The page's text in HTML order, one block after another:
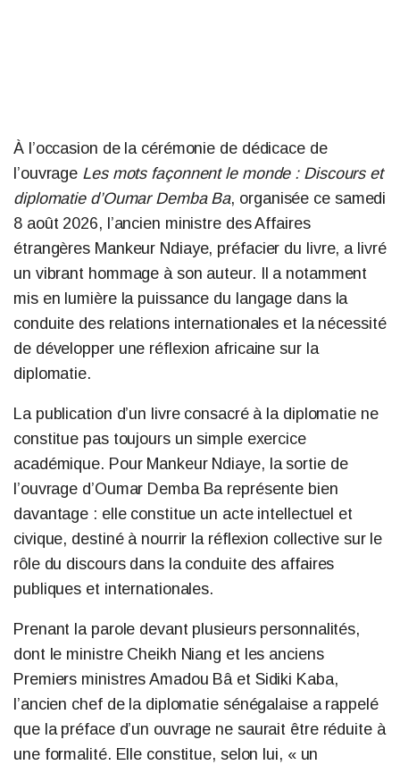
À l’occasion de la cérémonie de dédicace de
l’ouvrage Les mots façonnent le monde : Discours et
diplomatie d’Oumar Demba Ba, organisée ce samedi
8 août 2026, l’ancien ministre des Affaires
étrangères Mankeur Ndiaye, préfacier du livre, a livré
un vibrant hommage à son auteur. Il a notamment
mis en lumière la puissance du langage dans la
conduite des relations internationales et la nécessité
de développer une réflexion africaine sur la
diplomatie.
La publication d’un livre consacré à la diplomatie ne
constitue pas toujours un simple exercice
académique. Pour Mankeur Ndiaye, la sortie de
l’ouvrage d’Oumar Demba Ba représente bien
davantage : elle constitue un acte intellectuel et
civique, destiné à nourrir la réflexion collective sur le
rôle du discours dans la conduite des affaires
publiques et internationales.
Prenant la parole devant plusieurs personnalités,
dont le ministre Cheikh Niang et les anciens
Premiers ministres Amadou Bâ et Sidiki Kaba,
l’ancien chef de la diplomatie sénégalaise a rappelé
que la préface d’un ouvrage ne saurait être réduite à
une formalité. Elle constitue, selon lui, « un